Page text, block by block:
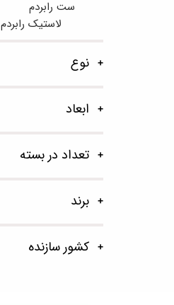
ست رابردم
لاستیک رابردم
نوع
ابعاد
تعداد در بسته
برند
کشور سازنده